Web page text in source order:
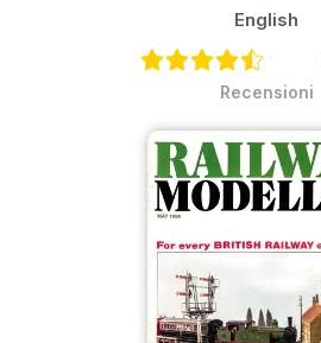
English
Recensioni